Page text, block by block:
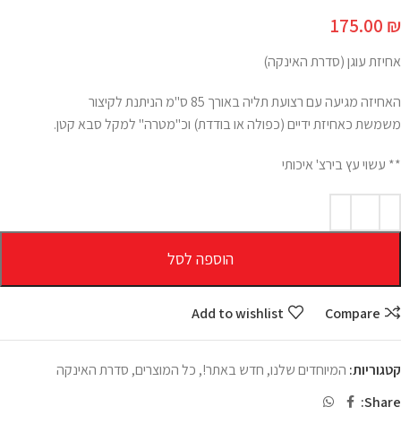
175.00 ₪
אחיזת עוגן (סדרת האינקה)
האחיזה מגיעה עם רצועת תליה באורך 85 ס"מ הניתנת לקיצור
משמשת כאחיזת ידיים (כפולה או בודדת) וכ"מטרה" למקל סבא קטן.
** עשוי עץ בירצ' איכותי
הוספה לסל
Compare
Add to wishlist
קטגוריות: המיוחדים שלנו, חדש באתר!, כל המוצרים, סדרת האינקה
Share: